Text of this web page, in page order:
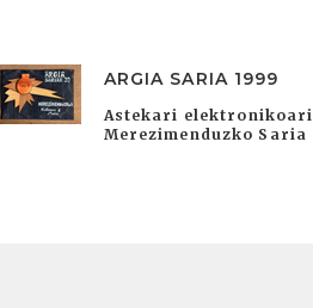
ARGIA SARIA 1999
Astekari elektronikoari
Merezimenduzko Saria